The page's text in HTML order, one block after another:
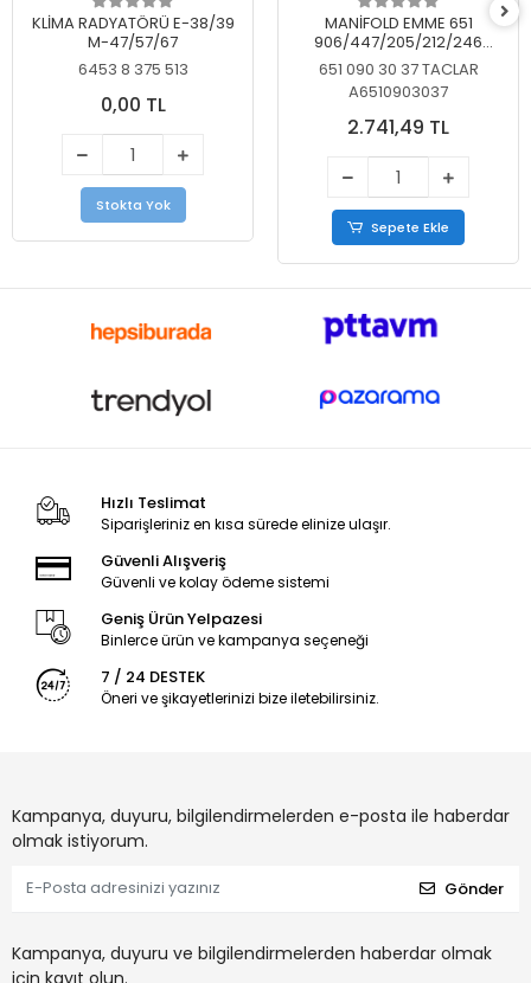
KLİMA RADYATÖRÜ E-38/39
M-47/57/67
6453 8 375 513
0,00 TL
Stokta Yok
MANİFOLD EMME 651
906/447/205/212/246
KELEBEKSİZ
651 090 30 37 TACLAR
A6510903037
2.741,49 TL
Sepete Ekle
Hızlı Teslimat
Siparişleriniz en kısa sürede elinize ulaşır.
Güvenli Alışveriş
Güvenli ve kolay ödeme sistemi
Geniş Ürün Yelpazesi
Binlerce ürün ve kampanya seçeneği
7 / 24 DESTEK
Öneri ve şikayetlerinizi bize iletebilirsiniz.
Kampanya, duyuru, bilgilendirmelerden e-posta ile haberdar
olmak istiyorum.
Gönder
Kampanya, duyuru ve bilgilendirmelerden haberdar olmak
için kayıt olun.